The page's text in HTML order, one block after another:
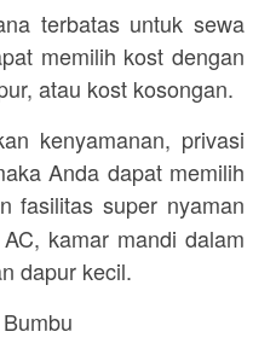
terbatas untuk sewa
memilih kost dengan
atau kost kosongan.
kenyamanan, privasi
Anda dapat memilih
fasilitas super nyaman
AC, kamar mandi dalam
dapur kecil.